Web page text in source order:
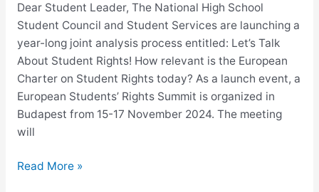
Dear Student Leader, The National High School
Student Council and Student Services are launching a
year-long joint analysis process entitled: Let’s Talk
About Student Rights! How relevant is the European
Charter on Student Rights today? As a launch event, a
European Students’ Rights Summit is organized in
Budapest from 15-17 November 2024. The meeting
will
Right
Summit
Read More »